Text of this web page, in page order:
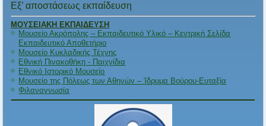
Εξ’ αποστάσεως εκπαίδευση
ΜΟΥΣΕΙΑΚΗ ΕΚΠΑΙΔΕΥΣΗ
Μουσείο Ακρόπολης – Εκπαιδευτικό Υλικό – Κεντρική Σελίδα
Εκπαιδευτικό Αποθετήριο
Μουσείο Κυκλαδικής Τέχνης
Εθνική Πινακοθήκη - Παιχνίδια
Εθνικό Ιστορικό Μουσείο
Μουσείο της Πόλεως των Αθηνών – Ίδρυμα Βούρου-Ευταξία
Φιλαναγνωσία